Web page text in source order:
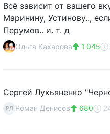
Всё зависит от вашего
Маринину, Устинову..,
Перумов.. и. т. д
Ольга Кахарова 1 045
Сергей Лукьяненко
РД Роман Денисов 680